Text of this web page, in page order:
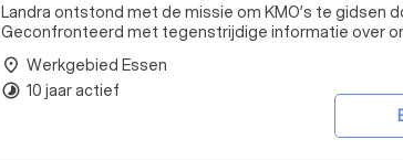
Landra ontstond met de missie om KMO’s te gidsen
Geconfronteerd met tegenstrijdige informatie over
leiden naar oplossingen die perfect aansluiten bij hun
vindt
place Werkgebied Essen
timelapse 10 jaar actief